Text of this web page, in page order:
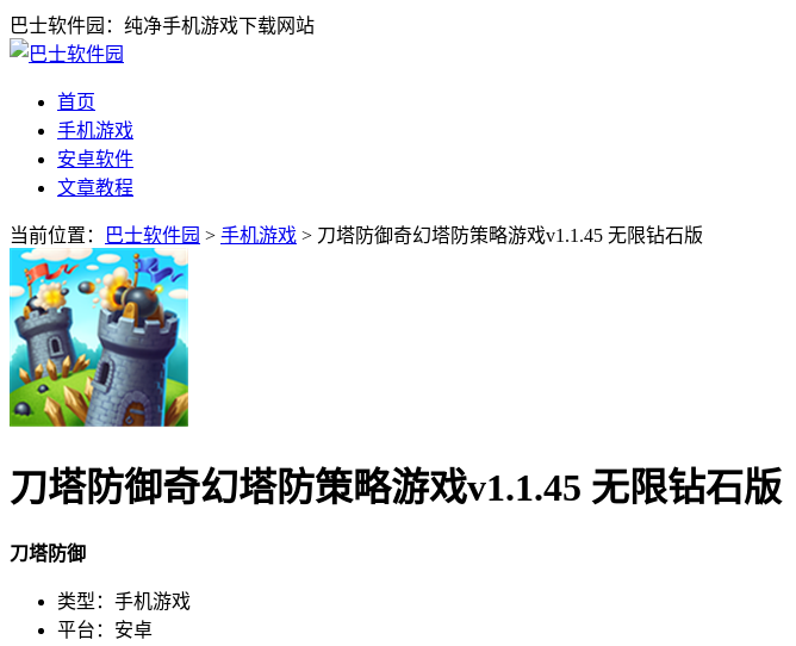
巴士软件园：纯净手机游戏下载网站
首页
手机游戏
安卓软件
文章教程
当前位置： 巴士软件园 > 手机游戏 > 刀塔防御奇幻塔防策略游戏v1.1.45 无限钻石版
刀塔防御奇幻塔防策略游戏v1.1.45 无限钻石版
刀塔防御
类型：手机游戏
平台：安卓